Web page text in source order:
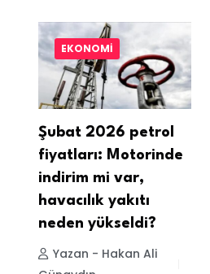
EKONOMI
Şubat 2026 petrol
fiyatları: Motorinde
indirim mi var,
havacılık yakıtı
neden yükseldi?
Yazan - Hakan Ali